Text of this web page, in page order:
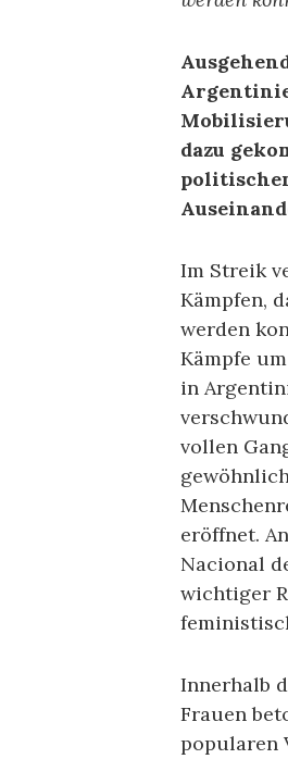
dazu
Im Streik
Kämpfen,
werden
Kämpfe
in
vollen
eröffnet.
Nacional
wichtiger
Innerhalb
Frauen
popularen